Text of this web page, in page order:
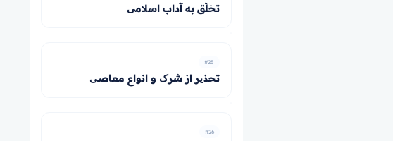
تخلّق به آداب اسلامی
#25
تحذیر از شرک و انواع معاصی
#26